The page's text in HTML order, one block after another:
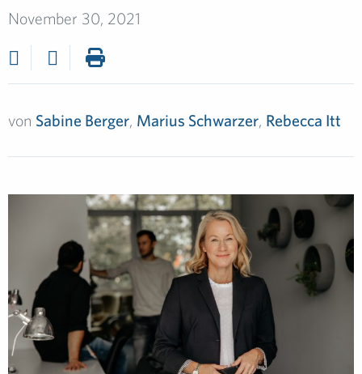
November 30, 2021
von Sabine Berger, Marius Schwarzer, Rebecca Itt